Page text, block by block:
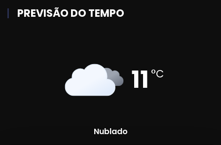
PREVISÃO DO TEMPO
11 °C
Nublado